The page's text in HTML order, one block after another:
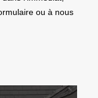
ou à nous